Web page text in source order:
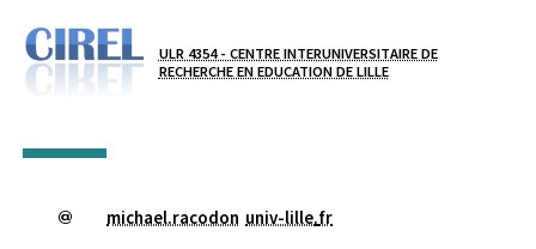
ULR 4354 - CENTRE INTERUNIVERSITAIRE DE
RECHERCHE EN EDUCATION DE LILLE
michael.racodon univ-lille.fr